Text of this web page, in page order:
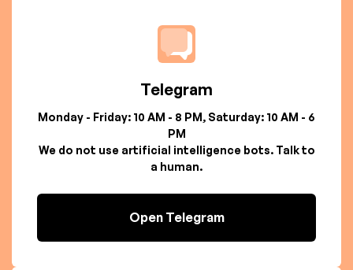
Telegram
Monday - Friday: 10 AM - 8 PM, Saturday: 10 AM - 6
PM
We do not use artificial intelligence bots. Talk to
a human.
Open Telegram